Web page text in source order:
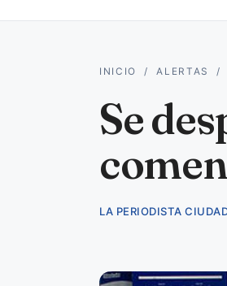
INICIO /ALERTAS /
Se
LA PERIODISTA